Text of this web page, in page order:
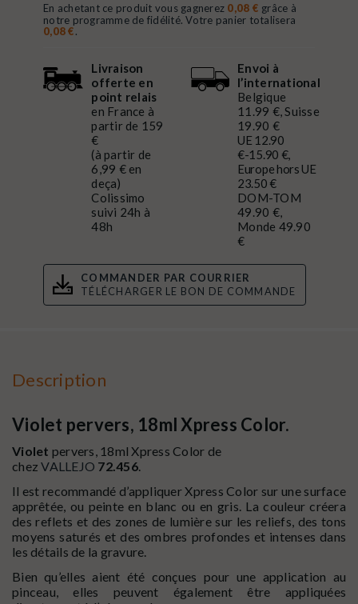
En achetant ce produit vous gagnerez 0,08 € grâce à
notre programme de fidélité. Votre panier totalisera
0,08 €.
Livraison
offerte en
point relais
en France à
partir de 159
€
(à partir de
6,99 € en
deça)
Colissimo
suivi 24h à
48h
Envoi à
l’international
Belgique
11.99 €, Suisse
19.90 €
UE 12.90
€-15.90 €,
Europe hors UE
23.50 €
DOM-TOM
49.90 €,
Monde 49.90
€
COMMANDER PAR COURRIER
TÉLÉCHARGER LE BON DE COMMANDE
Description
Violet pervers, 18ml Xpress Color.
Violet pervers, 18ml Xpress Color de
chez VALLEJO 72.456.
Il est recommandé d’appliquer Xpress Color sur une surface
apprêtée, ou peinte en blanc ou en gris. La couleur créera
des reflets et des zones de lumière sur les reliefs, des tons
moyens saturés et des ombres profondes et intenses dans
les détails de la gravure.
Bien qu’elles aient été conçues pour une application au
pinceau, elles peuvent également être appliquées